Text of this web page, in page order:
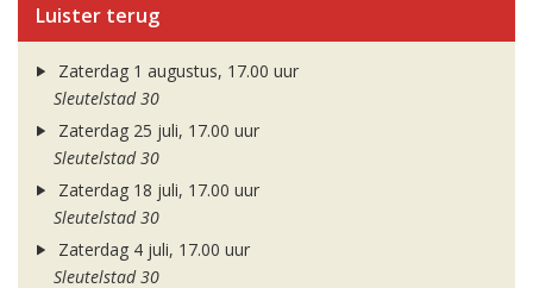
Luister terug
Zaterdag 1 augustus, 17.00 uur
Sleutelstad 30
Zaterdag 25 juli, 17.00 uur
Sleutelstad 30
Zaterdag 18 juli, 17.00 uur
Sleutelstad 30
Zaterdag 4 juli, 17.00 uur
Sleutelstad 30